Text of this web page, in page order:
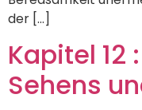
der […]
Kapitel 12
Sehens